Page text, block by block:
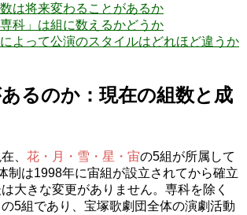
は将来変わることがあるか
専科」は組に数えるかどうか
よって公演のスタイルはどれほど違うか
るのか：現在の組数と成
、 花・月・雪・星・宙の5組が所属して
制は1998年に宙組が設立されてから確立
大きな変更がありません。専科を除く
5組であり、宝塚歌劇団全体の演劇活動